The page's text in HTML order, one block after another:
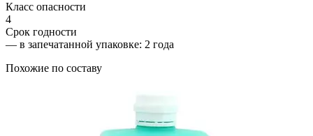
Класс опасности
4
Срок годности
— в запечатанной упаковке: 2 года
Похожие по составу